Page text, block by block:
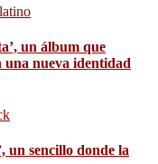
un álbum que
una nueva identidad
un sencillo donde la